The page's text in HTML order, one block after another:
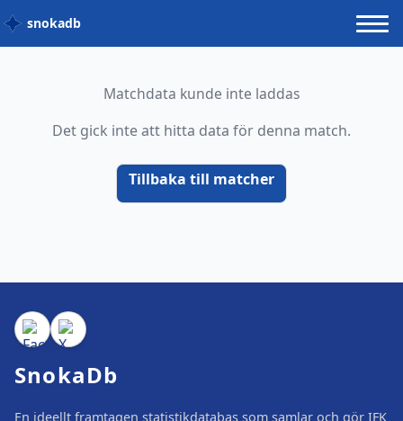
snokadb
Matchdata kunde inte laddas
Det gick inte att hitta data för denna match.
Tillbaka till matcher
SnokaDb
En ideellt framtagen statistikdatabas som samlar och gör IFK